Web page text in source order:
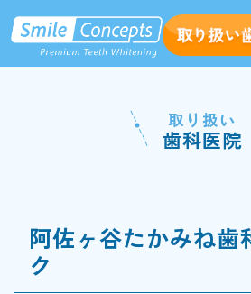
取り扱い
歯科医院
阿佐ヶ谷たかみね歯
ク